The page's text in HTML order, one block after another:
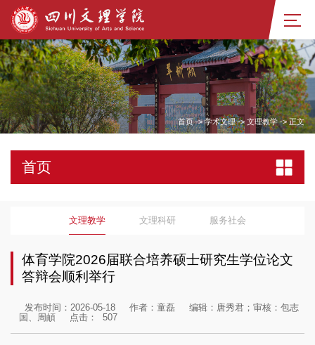
首页->学术文理-> 文理教学->正文
首页
文理教学 文理科研 服务社会
体育学院2026届联合培养硕士研究生学位论文
答辩会顺利举行
发布时间：2026-05-18 作者：童磊
编辑：唐秀君；审核：包志
国、周頔
点击： 507